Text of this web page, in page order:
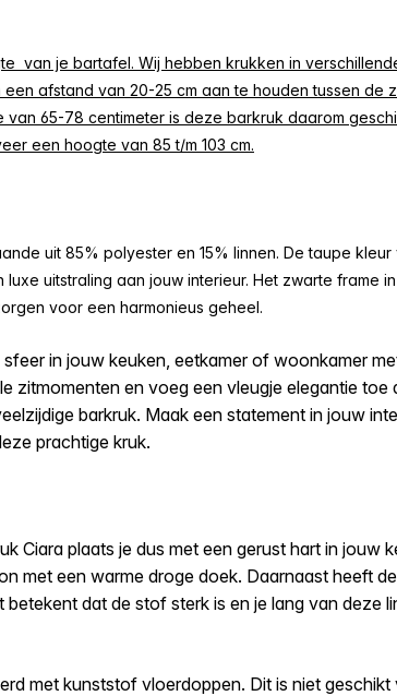
van je bartafel. Wij hebben krukken in
afstand van 20-25 cm aan te houden tussen de
65-78 centimeter is deze barkruk daarom
een hoogte van 85 t/m 103 cm.
uit 85% polyester en 15% linnen. De taupe kleur
uitstraling aan jouw interieur. Het zwarte frame
voor een harmonieus geheel.
in jouw keuken, eetkamer of woonkamer
zitmomenten en voeg een vleugje elegantie toe
barkruk. Maak een statement in jouw
prachtige kruk.
Ciara plaats je dus met een gerust hart in jouw
met een warme droge doek. Daarnaast heeft
dat de stof sterk is en je lang van deze
met kunststof vloerdoppen. Dit is niet geschikt